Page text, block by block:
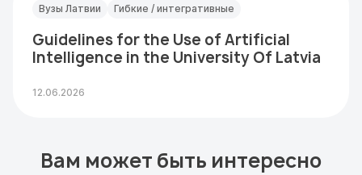
Вузы Латвии Гибкие / интегративные
Guidelines for the Use of Artificial
Intelligence in the University Of Latvia
12.06.2026
Вам может быть интересно